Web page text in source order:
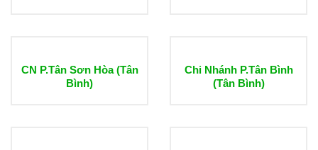
CN P.Tân Sơn Hòa (Tân
Bình)
Chi Nhánh P.Tân Bình
(Tân Bình)